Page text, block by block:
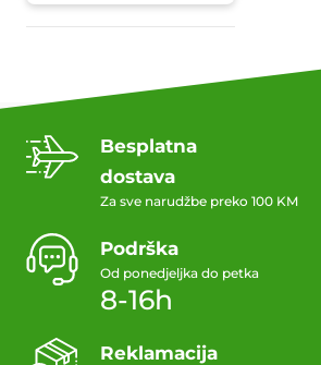
Besplatna
dostava
Za sve narudžbe preko 100 KM
Podrška
Od ponedjeljka do petka
8-16h
Reklamacija